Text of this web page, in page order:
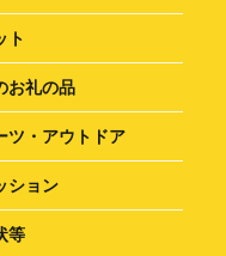
ト
お礼の品
ツ・アウトドア
ション
等